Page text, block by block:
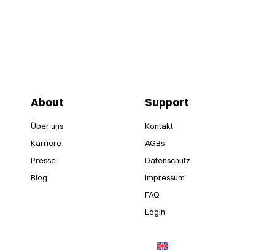
About
Über uns
Karriere
Presse
Blog
Support
Kontakt
AGBs
Datenschutz
Impressum
FAQ
Login